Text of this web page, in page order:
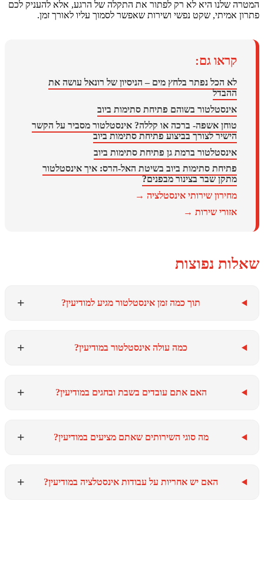
היא לא רק לפתור את התקלה של הרגע, אלא להעניק לכם
שקט נפשי ושירות שאפשר לסמוך עליו לאורך זמן.
גם:
הכל נפתר בלחץ מים – הניסיון של רונאל עושה את
בשוהם פתיחת סתימות ביוב
אשפה- ברכה או קללה? אינסטלטור מסביר על הקשר
לצורך בביצוע פתיחת סתימות ביוב
ברמת גן פתיחת סתימות ביוב
סתימות ביוב בשיטת האל-הרס: איך אינסטלטור
שבר בצינור מבפנים?
שירותי אינסטלציה →
שירות →
נפוצות
תוך כמה זמן אינסטלטור מגיע למודיעין?
כמה עולה אינסטלטור במודיעין?
האם אתם עובדים בשבת ובחגים במודיעין? +
מה סוגי השירותים שאתם מציעים במודיעין? +
האם יש אחריות על עבודות אינסטלציה במודיעין? +